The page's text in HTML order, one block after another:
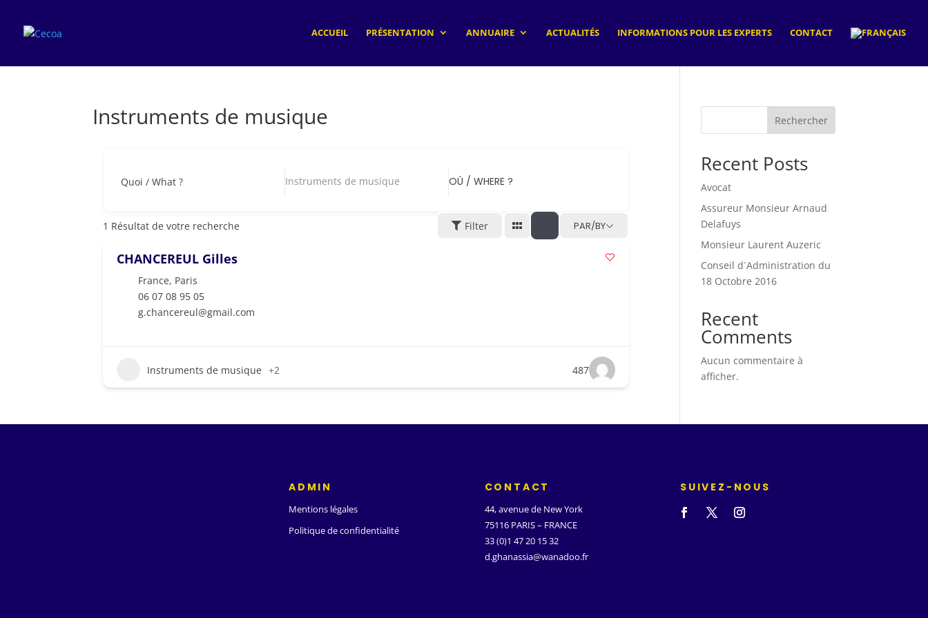
ACCUEIL PRÉSENTATION ANNUAIRE ACTUALITÉS INFORMATIONS POUR LES EXPERTS CONTACT
Instruments de musique
Quoi / What ? Instruments de musique OÙ / WHERE ?
1 Résultat de votre recherche Filter PAR/BY
CHANCEREUL Gilles
France, Paris
06 07 08 95 05
g.chancereul@gmail.com
Instruments de musique +2 487
Rechercher
Recent Posts
Avocat
Assureur Monsieur Arnaud
Delafuys
Monsieur Laurent Auzeric
Conseil d´Administration du
18 Octobre 2016
Recent
Comments
Aucun commentaire à
afficher.
ADMIN
Mentions légales
Politique de confidentialité
CONTACT
44, avenue de New York
75116 PARIS – FRANCE
33 (0)1 47 20 15 32
d.ghanassia@wanadoo.fr
SUIVEZ-NOUS